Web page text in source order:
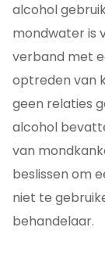
alcohol
mondwater is
verband met
optreden van
geen relaties
alcohol
van
beslissen om
niet te
behandelaar.